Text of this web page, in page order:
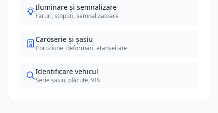
Iluminare și semnalizare
Faruri, stopuri, semnalizatoare
Caroserie și șasiu
Coroziune, deformări, etanșeitate
Identificare vehicul
Serie șasiu, plăcuțe, VIN